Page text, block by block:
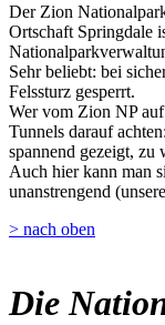
Der Zion
Ortschaft Springdale
Sehr beliebt: bei
Felssturz gesperrt.
Wer vom Zion NP
Tunnels darauf
spannend gezeigt,
Auch hier kann man
unanstrengend
> nach oben
Die